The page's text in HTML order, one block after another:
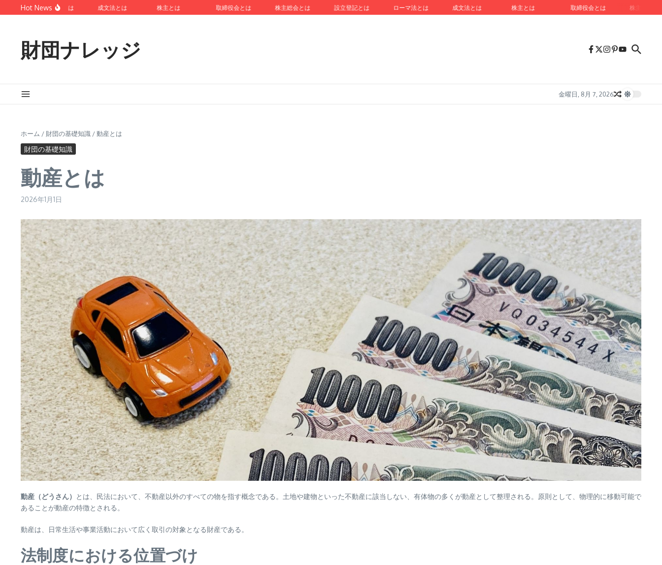
コンテンツへスキップ
Hot News
ローマ法とは 成文法とは 株主とは 取締役会とは 株主総会とは 設立登記とは ローマ法とは 成文法とは 株主とは 取締役会とは 株主総会とは
財団ナレッジ
金曜日, 8月 7, 2026
ホーム / 財団の基礎知識 /動産とは
財団の基礎知識
動産とは
2026年1月1日
動産（どうさん） とは、民法において、不動産以外のすべての物を指す概念である。土地や建物といった不動産に該当しない、有体物の多くが動産として整理される。原則として、物理的に移動可能で
あることが動産の特徴とされる。
動産は、日常生活や事業活動において広く取引の対象となる財産である。
法制度における位置づけ